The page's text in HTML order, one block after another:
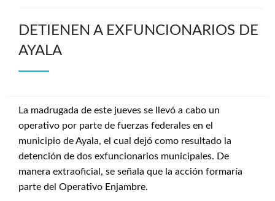
DETIENEN A EXFUNCIONARIOS DE
AYALA
La madrugada de este jueves se llevó a cabo un
operativo por parte de fuerzas federales en el
municipio de Ayala, el cual dejó como resultado la
detención de dos exfuncionarios municipales. De
manera extraoficial, se señala que la acción formaría
parte del Operativo Enjambre.